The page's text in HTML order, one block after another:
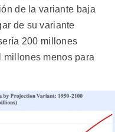
de la variante baja
de su variante
200 millones
millones menos para